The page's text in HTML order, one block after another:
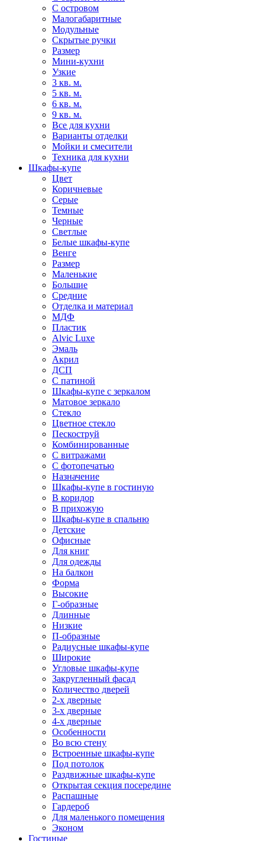
С островом
Малогабаритные
Модульные
Скрытые ручки
Размер
Мини-кухни
Узкие
3 кв. м.
5 кв. м.
6 кв. м.
9 кв. м.
Все для кухни
Варианты отделки
Мойки и смесители
Техника для кухни
Шкафы-купе
Цвет
Коричневые
Серые
Темные
Черные
Светлые
Белые шкафы-купе
Венге
Размер
Маленькие
Большие
Средние
Отделка и материал
МДФ
Пластик
Alvic Luxe
Эмаль
Акрил
ДСП
С патиной
Шкафы-купе с зеркалом
Матовое зеркало
Стекло
Цветное стекло
Пескоструй
Комбинированные
С витражами
С фотопечатью
Назначение
Шкафы-купе в гостиную
В коридор
В прихожую
Шкафы-купе в спальню
Детские
Офисные
Для книг
Для одежды
На балкон
Форма
Высокие
Г-образные
Длинные
Низкие
П-образные
Радиусные шкафы-купе
Широкие
Угловые шкафы-купе
Закругленный фасад
Количество дверей
2-х дверные
3-х дверные
4-х дверные
Особенности
Во всю стену
Встроенные шкафы-купе
Под потолок
Раздвижные шкафы-купе
Открытая секция посередине
Распашные
Гардероб
Для маленького помещения
Эконом
Гостиные